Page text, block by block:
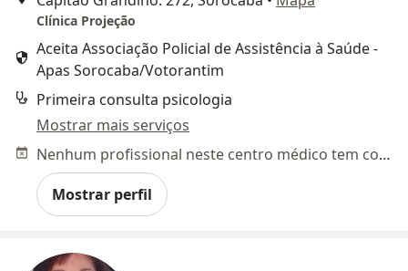
Clínica Projeção
Aceita Associação Policial de Assistência à Saúde -
Apas Sorocaba/Votorantim
Primeira consulta psicologia
Mostrar mais serviços
Nenhum profissional neste centro médico tem consultas disponíveis
Mostrar perfil